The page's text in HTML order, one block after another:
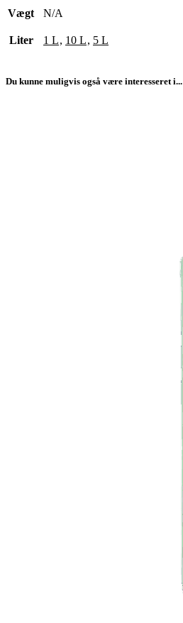
Vægt N/A
Liter 1 L, 10 L, 5 L
Du kunne muligvis også være interesseret i...